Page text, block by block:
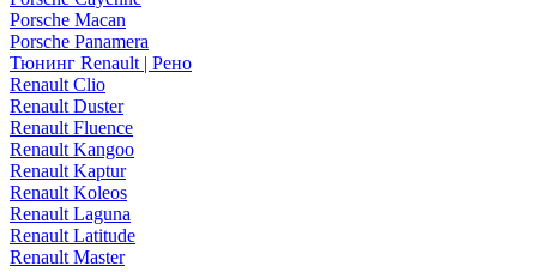
Porsche Macan
Porsche Panamera
Тюнинг Renault | Рено
Renault Clio
Renault Duster
Renault Fluence
Renault Kangoo
Renault Kaptur
Renault Koleos
Renault Laguna
Renault Latitude
Renault Master